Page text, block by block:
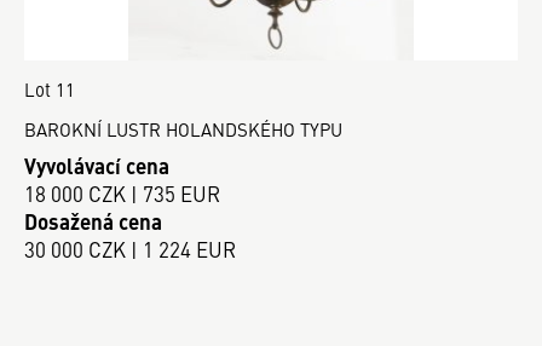
Lot 11
BAROKNÍ LUSTR HOLANDSKÉHO TYPU
Vyvolávací cena
18 000 CZK | 735 EUR
Dosažená cena
30 000 CZK | 1 224 EUR